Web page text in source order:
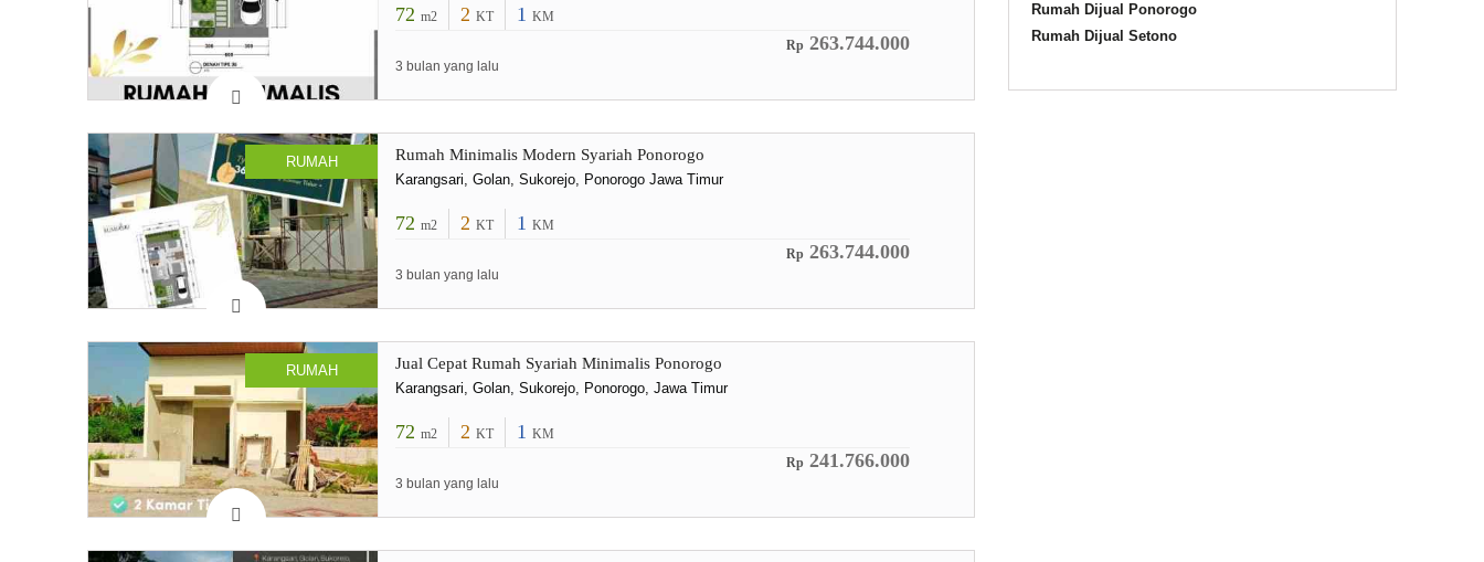
72 m2 2 KT 1 KM
Rp 263.744.000
3 bulan yang lalu
RUMAH Rumah Minimalis Modern Syariah Ponorogo
Karangsari, Golan, Sukorejo, Ponorogo Jawa Timur
72 m2 2 KT 1 KM
Rp 263.744.000
3 bulan yang lalu
RUMAH Jual Cepat Rumah Syariah Minimalis Ponorogo
Karangsari, Golan, Sukorejo, Ponorogo, Jawa Timur
72 m2 2 KT 1 KM
Rp 241.766.000
3 bulan yang lalu
Rumah Dijual Ponorogo
Rumah Dijual Setono